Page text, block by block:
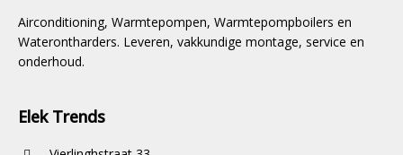
Airconditioning, Warmtepompen, Warmtepompboilers en
Waterontharders. Leveren, vakkundige montage, service en
onderhoud.
Elek Trends